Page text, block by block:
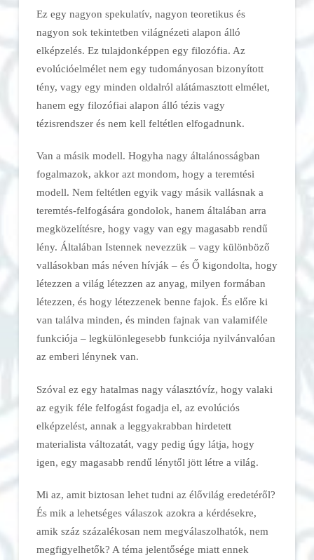
Ez egy nagyon spekulatív, nagyon teoretikus és
nagyon sok tekintetben világnézeti alapon álló
elképzelés. Ez tulajdonképpen egy filozófia. Az
evolúcióelmélet nem egy tudományosan bizonyított
tény, vagy egy minden oldalról alátámasztott elmélet,
hanem egy filozófiai alapon álló tézis vagy
tézisrendszer és nem kell feltétlen elfogadnunk.
Van a másik modell. Hogyha nagy általánosságban
fogalmazok, akkor azt mondom, hogy a teremtési
modell. Nem feltétlen egyik vagy másik vallásnak a
teremtés-felfogására gondolok, hanem általában arra
megközelítésre, hogy vagy van egy magasabb rendű
lény. Általában Istennek nevezzük – vagy különböző
vallásokban más néven hívják – és Ő kigondolta, hogy
létezzen a világ létezzen az anyag, milyen formában
létezzen, és hogy létezzenek benne fajok. És előre ki
van találva minden, és minden fajnak van valamiféle
funkciója – legkülönlegesebb funkciója nyilvánvalóan
az emberi lénynek van.
Szóval ez egy hatalmas nagy választóvíz, hogy valaki
az egyik féle felfogást fogadja el, az evolúciós
elképzelést, annak a leggyakrabban hirdetett
materialista változatát, vagy pedig úgy látja, hogy
igen, egy magasabb rendű lénytől jött létre a világ.
Mi az, amit biztosan lehet tudni az élővilág eredetéről?
És mik a lehetséges válaszok azokra a kérdésekre,
amik száz százalékosan nem megválaszolhatók, nem
megfigyelhetők? A téma jelentősége miatt ennek